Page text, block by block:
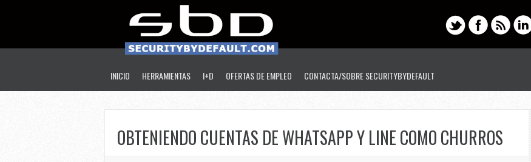
INICIO HERRAMIENTAS I+D OFERTAS DE EMPLEO CONTACTA/SOBRE SECURITYBYDEFAULT
OBTENIENDO CUENTAS DE WHATSAPP Y LINE COMO CHURROS